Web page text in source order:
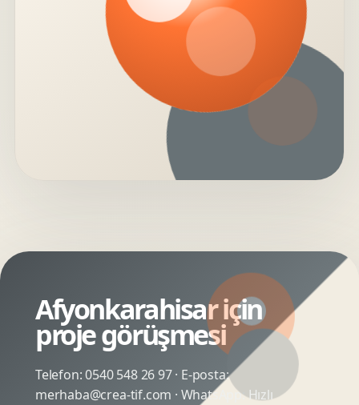
Afyonkarahisar için
proje görüşmesi
Telefon:0540 548 26 97· E-posta:
merhaba@crea-tif.com · WhatsApp:Hızlı